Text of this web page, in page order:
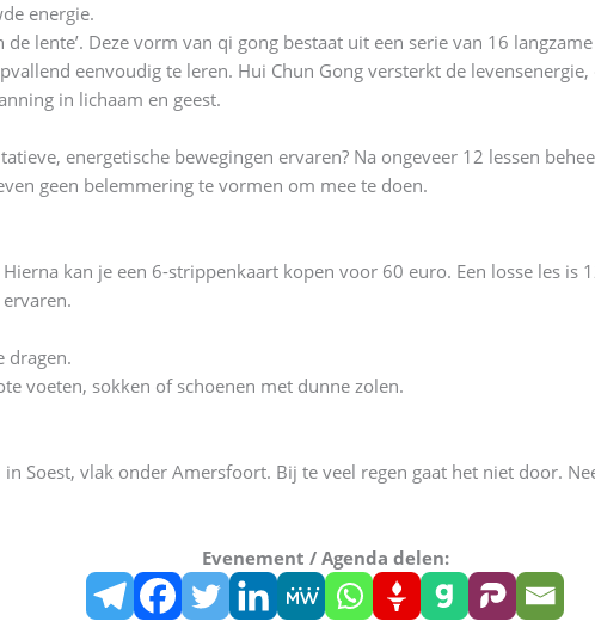
energie.
de lente’. Deze vorm van qi gong bestaat uit een serie van 16
eenvoudig te leren. Hui Chun Gong versterkt de
in lichaam en geest.
energetische bewegingen ervaren? Na ongeveer 12 lessen
geen belemmering te vormen om mee te doen.
kan je een 6-strippenkaart kopen voor 60 euro. Een losse les is
dragen.
voeten, sokken of schoenen met dunne zolen.
Soest, vlak onder Amersfoort. Bij te veel regen gaat het niet door.
Evenement / Agenda delen: